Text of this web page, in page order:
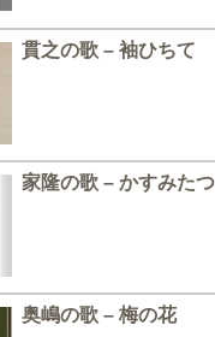
貫之の歌 – 袖ひちて
家隆の歌 – かすみたつ
奥嶋の歌 – 梅の花